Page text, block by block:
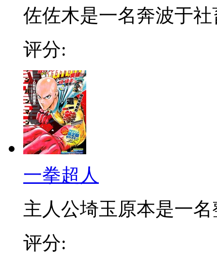
佐佐木是一名奔波于社
评分:
一拳超人
主人公埼玉原本是一名
评分: